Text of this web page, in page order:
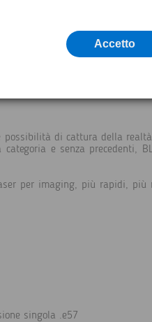
possibilità di cattura della
e senza precedenti,
per imaging, più rapidi, più
singola .e57
Accetto